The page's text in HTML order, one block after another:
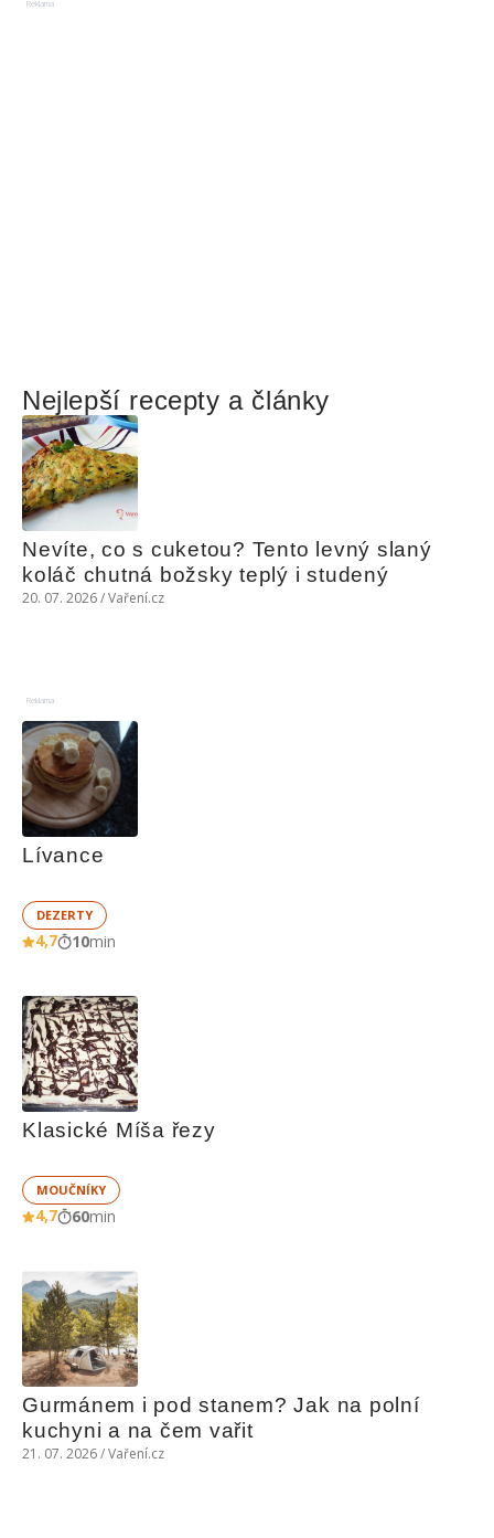
Reklama
Nejlepší recepty a články
Nevíte, co s cuketou? Tento levný slaný
koláč chutná božsky teplý i studený
20. 07. 2026 / Vaření.cz
Reklama
Lívance
DEZERTY
4,7 10min
Klasické Míša řezy
MOUČNÍKY
4,7 60min
Gurmánem i pod stanem? Jak na polní
kuchyni a na čem vařit
21. 07. 2026 / Vaření.cz